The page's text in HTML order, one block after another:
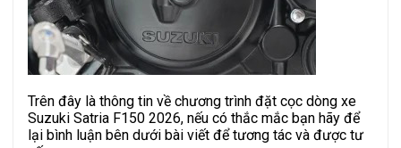
Trên đây là thông tin về chương trình đặt cọc dòng xe
Suzuki Satria F150 2026, nếu có thắc mắc bạn hãy để
lại bình luận bên dưới bài viết để tương tác và được tư